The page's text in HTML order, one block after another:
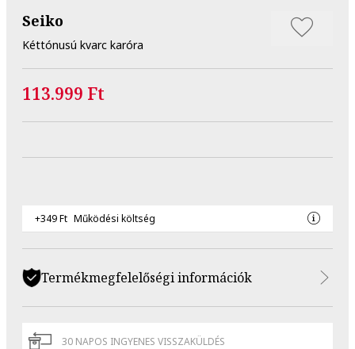
Seiko
Kéttónusú kvarc karóra
113.999 Ft
+349 Ft Működési költség
Termékmegfelelőségi információk
30 NAPOS INGYENES VISSZAKÜLDÉS